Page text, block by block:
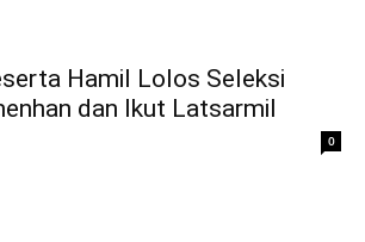
Hamil Lolos Seleksi
dan Ikut Latsarmil
0